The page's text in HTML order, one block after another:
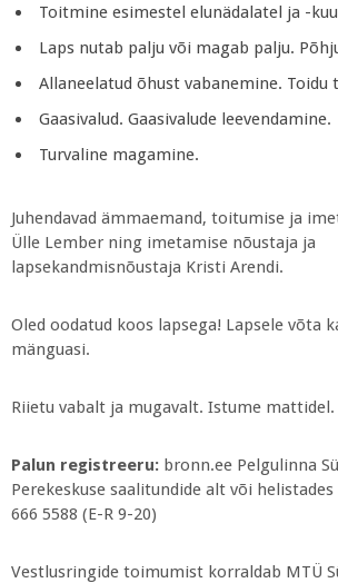
Toitmine esimestel elunädalatel ja -
Laps nutab palju või magab palju.
Allaneelatud õhust vabanemine. Toidu
Gaasivalud. Gaasivalude leevendamine.
Turvaline magamine.
Juhendavad ämmaemand, toitumise ja
Ülle Lember ning imetamise nõustaja ja
lapsekandmisnõustaja Kristi Arendi.
Oled oodatud koos lapsega! Lapsele võta
mänguasi.
Riietu vabalt ja mugavalt. Istume mattidel.
Palun registreeru: bronn.ee Pelgulinna
Perekeskuse saalitundide alt või
666 5588 (E-R 9-20)
Vestlusringide toimumist korraldab MTÜ